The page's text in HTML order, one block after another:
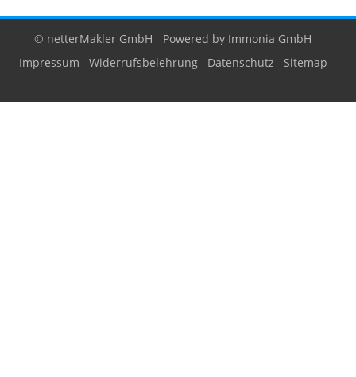
© netterMakler GmbH
Powered by Immonia GmbH
Impressum
Widerrufsbelehrung Datenschutz Sitemap